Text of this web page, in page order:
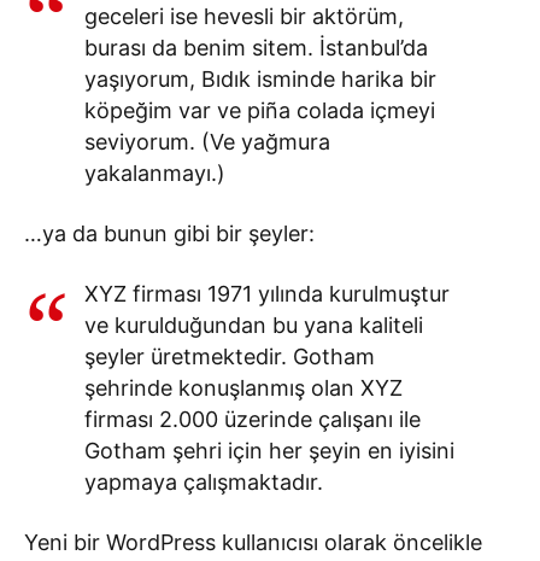
geceleri ise hevesli bir aktörüm,
burası da benim sitem. İstanbul’da
yaşıyorum, Bıdık isminde harika bir
köpeğim var ve piña colada içmeyi
seviyorum. (Ve yağmura
yakalanmayı.)
…ya da bunun gibi bir şeyler:
XYZ firması 1971 yılında kurulmuştur
ve kurulduğundan bu yana kaliteli
şeyler üretmektedir. Gotham
şehrinde konuşlanmış olan XYZ
firması 2.000 üzerinde çalışanı ile
Gotham şehri için her şeyin en iyisini
yapmaya çalışmaktadır.
Yeni bir WordPress kullanıcısı olarak öncelikle